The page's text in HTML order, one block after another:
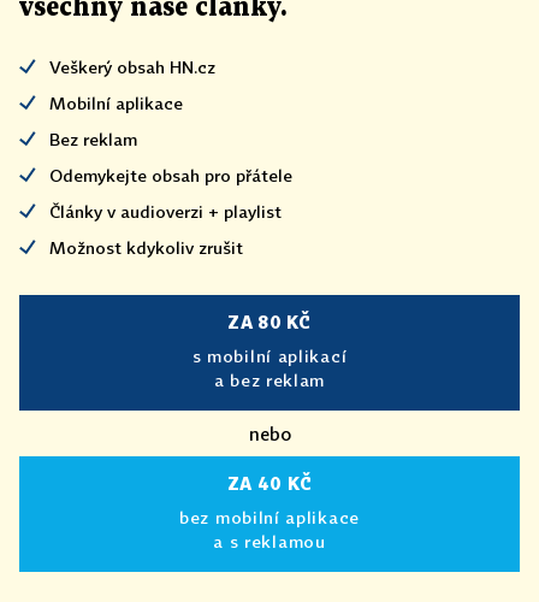
všechny naše články.
Veškerý obsah HN.cz
Mobilní aplikace
Bez reklam
Odemykejte obsah pro přátele
Články v audioverzi + playlist
Možnost kdykoliv zrušit
ZA 80 KČ
s mobilní aplikací
a bez reklam
nebo
ZA 40 KČ
bez mobilní aplikace
a s reklamou